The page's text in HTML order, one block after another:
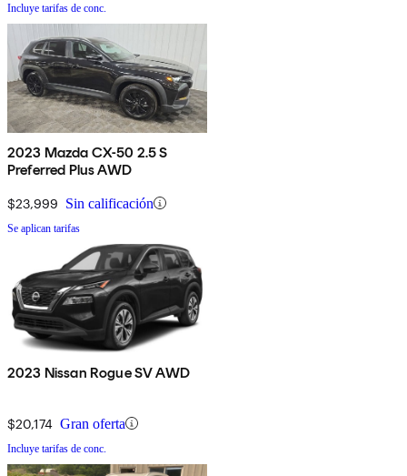
Incluye tarifas de conc.
2023 Mazda CX-50 2.5 S
Preferred Plus AWD
$23,999 Sin calificación
Se aplican tarifas
2023 Nissan Rogue SV AWD
$20,174 Gran oferta
Incluye tarifas de conc.